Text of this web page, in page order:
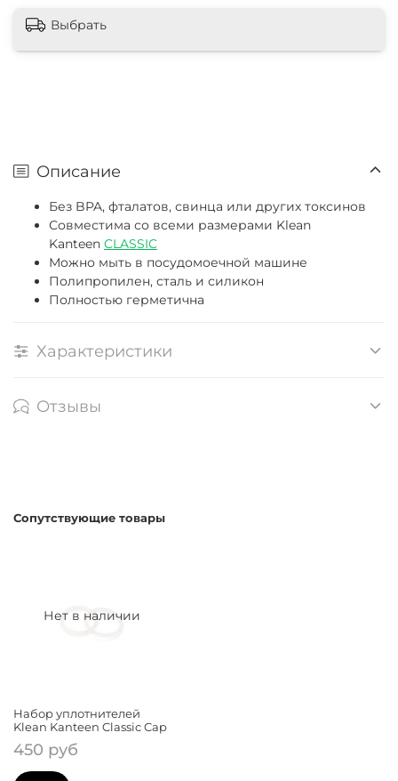
Выбрать
Описание
Без BPA, фталатов, свинца или других токсинов
Совместима со всеми размерами Klean
Kanteen CLASSIC
Можно мыть в посудомоечной машине
Полипропилен, сталь и силикон
Полностью герметична
Характеристики
Отзывы
Сопутствующие товары
Нет в наличии
Набор уплотнителей
Klean Kanteen Classic Cap
450 руб